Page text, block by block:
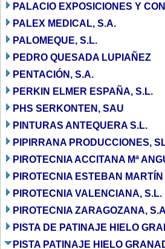
PALACIO EXPOSICIONES Y
PALEX MEDICAL, S.A.
PALOMEQUE, S.L.
PEDRO QUESADA LUPIAÑEZ
PENTACIÓN, S.A.
PERKIN ELMER ESPAÑA, S.L.
PHS SERKONTEN, SAU
PINTURAS ANTEQUERA S.L.
PIPIRRANA PRODUCCIONES,
PIROTECNIA ACCITANA Mª
PIROTECNIA ESTEBAN MARTÍN
PIROTECNIA VALENCIANA, S.L.
PIROTECNIA ZARAGOZANA,
PISTA DE PATINAJE HIELO
PISTA PATINAJE HIELO